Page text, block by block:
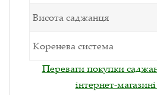
Висота саджанця
Коренева система
Переваги покупки
інтернет-